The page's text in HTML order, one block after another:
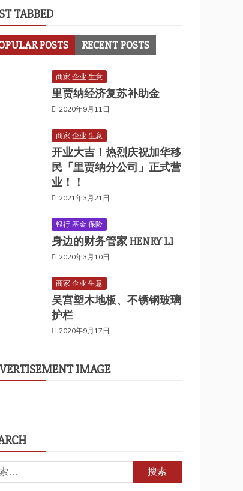
TABBED
POSTS RECENT POSTS
商家 企业 生意
里贾纳经济复苏补助金
2020年9月11日
商家 企业 生意
开业大吉！热烈庆祝加华移
民「里贾纳分公司」正式营
业！！
2021年3月21日
银行 基金 保险
身边的财务管家 HENRY LI
2020年3月10日
商家 企业 生意
吴宫塑木地板、不锈钢玻璃
护栏
2020年9月17日
IMAGE